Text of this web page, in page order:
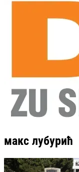
макс лубурић